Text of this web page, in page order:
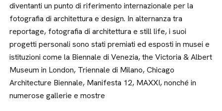
diventanti un punto di riferimento internazionale per la
fotografia di architettura e design. In alternanza tra
reportage, fotografia di architettura e still life, i suoi
progetti personali sono stati premiati ed esposti in musei e
istituzioni come la Biennale di Venezia, the Victoria & Albert
Museum in London, Triennale di Milano, Chicago
Architecture Biennale, Manifesta 12, MAXXI, nonché in
numerose gallerie e mostre